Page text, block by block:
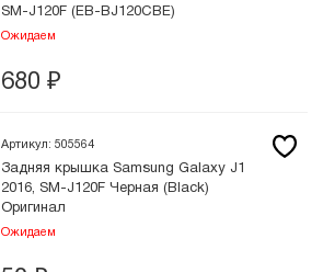
SM-J120F (EB-BJ120CBE)
Ожидаем
680 ₽
Артикул: 505564
Задняя крышка Samsung Galaxy J1
2016, SM-J120F Черная (Black)
Оригинал
Ожидаем